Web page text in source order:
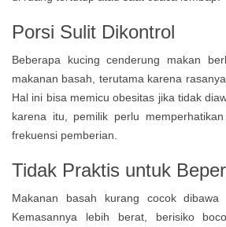
Porsi Sulit Dikontrol
Beberapa kucing cenderung makan
makanan basah, terutama karena
Hal ini bisa memicu obesitas jika tidak
karena itu, pemilik perlu
frekuensi pemberian.
Tidak Praktis untuk
Makanan basah kurang cocok dibawa
Kemasannya lebih berat, berisiko